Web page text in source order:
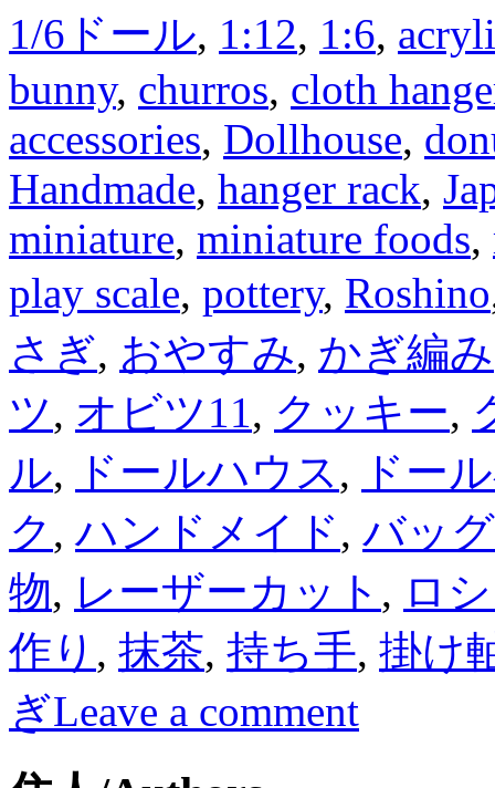
1/6ドール, 1:12, 1:6,
bunny, churros, cloth
accessories, Dollhouse,
Handmade, hanger rack,
miniature, miniature foods,
play scale, pottery, Roshino
さぎ, おやすみ, かぎ編み
ツ, オビツ11, クッキー,
ル, ドールハウス,
ドー
ク ,ハンドメイド, バッグ
物, レーザーカット , ロ
作り , 抹茶, 持ち手, 掛け
ぎLeave a comment